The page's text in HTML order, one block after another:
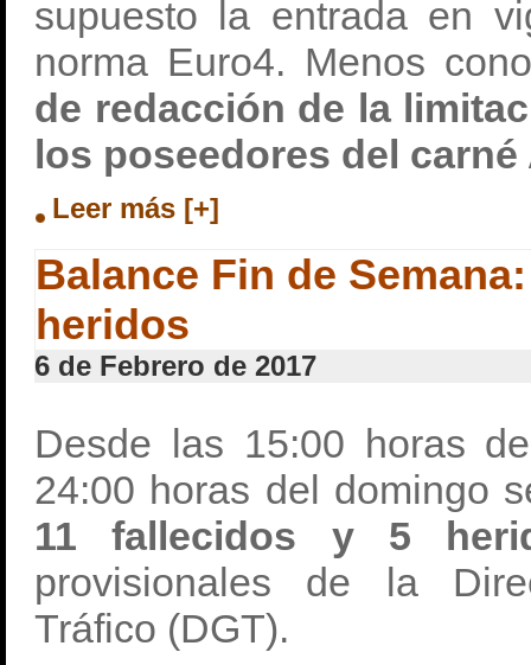
supuesto la entrada en
norma Euro4. Menos
de redacción de la
los poseedores del carné
Leer más [+]
Balance Fin de
heridos
6 de Febrero de 2017
Desde las 15:00 horas
24:00 horas del domingo
11 fallecidos y 5
provisionales de la
Tráfico (DGT).